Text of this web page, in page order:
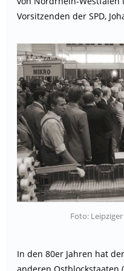
Vorsitzenden der SPD,
Foto:
In den 80er Jahren hat